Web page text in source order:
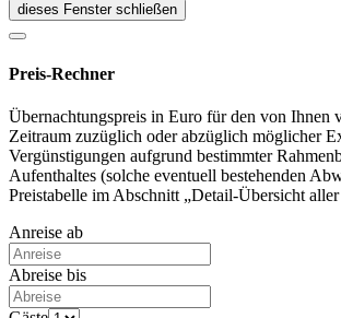
dieses Fenster schließen
Preis-Rechner
Übernachtungspreis in Euro für den von Ihnen
Zeitraum zuzüglich oder abzüglich möglicher
Vergünstigungen aufgrund bestimmter
Aufenthaltes (solche eventuell bestehenden
Preistabelle im Abschnitt „Detail-Übersicht aller
Anreise ab
Abreise bis